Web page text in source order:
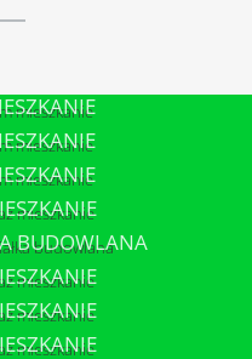
BUDOWLANA